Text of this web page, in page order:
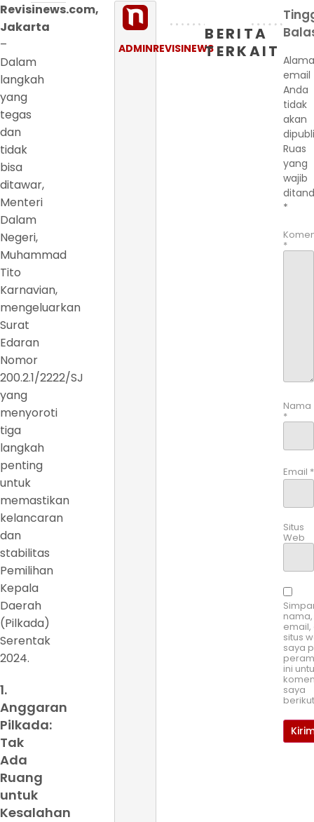
Revisinews.com,
Jakarta
–
Dalam
langkah
yang
tegas
dan
tidak
bisa
ditawar,
Menteri
Dalam
Negeri,
Muhammad
Tito
Karnavian,
mengeluarkan
Surat
Edaran
Nomor
200.2.1/2222/SJ
yang
menyoroti
tiga
langkah
penting
untuk
memastikan
kelancaran
dan
stabilitas
Pemilihan
Kepala
Daerah
(Pilkada)
Serentak
2024.
1.
Anggaran
Pilkada:
Tak
Ada
Ruang
untuk
Kesalahan
ADMINREVISINEWS
BERITA
TERKAIT
email
Anda
tidak
akan
Ruas
yang
wajib
*
*
Nama
*
Email *
Situs
Web
nama,
email,
situs
saya
ini
saya